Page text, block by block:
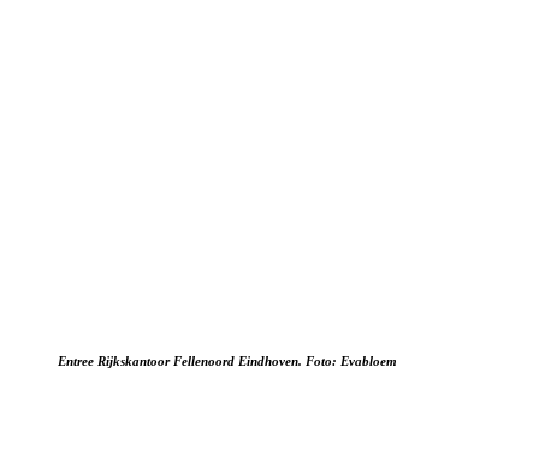
Entree Rijkskantoor Fellenoord Eindhoven. Foto: Evabloem